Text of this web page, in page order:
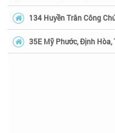
134 Huyền Trân Công
35E Mỹ Phước, Định Hòa,